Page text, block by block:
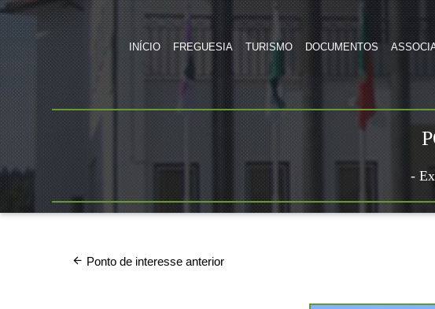
INÍCIO FREGUESIA TURISMO DOCUMENTOS
-
Ponto de interesse anterior